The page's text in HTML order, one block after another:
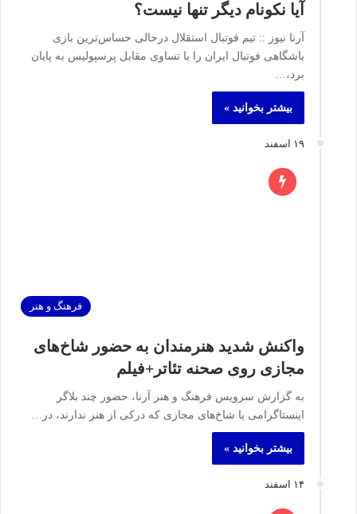
آیا نکونام دیگر تنها نیست؟
آرنا نیوز :: تیم فوتبال استقلال درحالی حساس‌ترین بازی
باشگاهی فوتبال ایران را با تساوی مقابل پرسپولیس به پایان
برد،…
بیشتر بخوانید »
۱۹ اسفند
فرهنگ و هنر
واکنش شدید هنرمندان به حضور شاخ‌های
مجازی روی صحنه تئاتر+فیلم
به گزارش سرویس فرهنگ و هنر آرنا، حضور چند بلاگر
اینستاگرامی یا شاخ‌های مجازی که درکی از هنر ندارند، در…
بیشتر بخوانید »
۱۴ اسفند